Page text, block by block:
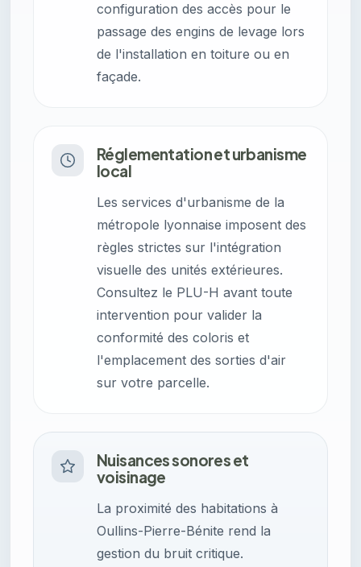
configuration des accès pour le
passage des engins de levage lors
de l'installation en toiture ou en
façade.
Réglementation et urbanisme
local
Les services d'urbanisme de la
métropole lyonnaise imposent des
règles strictes sur l'intégration
visuelle des unités extérieures.
Consultez le PLU-H avant toute
intervention pour valider la
conformité des coloris et
l'emplacement des sorties d'air
sur votre parcelle.
Nuisances sonores et
voisinage
La proximité des habitations à
Oullins-Pierre-Bénite rend la
gestion du bruit critique.